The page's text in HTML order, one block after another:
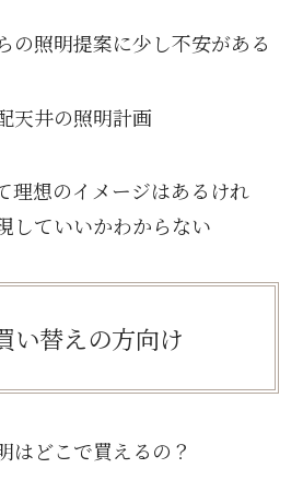
の照明提案に少し不安がある
天井の照明計画
理想のイメージはあるけれ
していいかわからない
い替えの方向け
はどこで買えるの？